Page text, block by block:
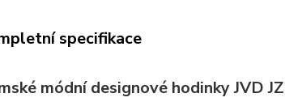
specifikace
módní designové hodinky JVD